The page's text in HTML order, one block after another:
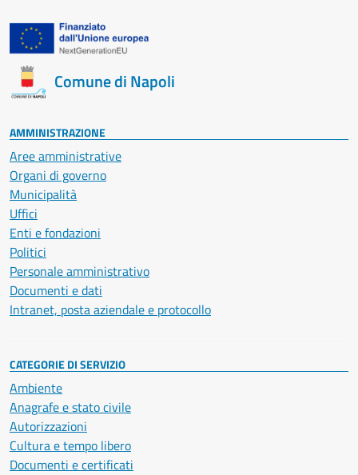
Comune di Napoli
AMMINISTRAZIONE
Aree amministrative
Organi di governo
Municipalità
Uffici
Enti e fondazioni
Politici
Personale amministrativo
Documenti e dati
Intranet, posta aziendale e protocollo
CATEGORIE DI SERVIZIO
Ambiente
Anagrafe e stato civile
Autorizzazioni
Cultura e tempo libero
Documenti e certificati